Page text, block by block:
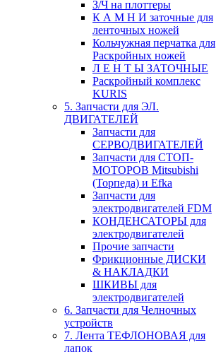
З/Ч на плоттеры
К А М Н И заточные для
ленточных ножей
Кольчужная перчатка для
Раскройных ножей
Л Е Н Т Ы ЗАТОЧНЫЕ
Раскройный комплекс
KURIS
5. Запчасти для ЭЛ.
ДВИГАТЕЛЕЙ
Запчасти для
СЕРВОДВИГАТЕЛЕЙ
Запчасти для СТОП-
МОТОРОВ Mitsubishi
(Торпеда) и Efka
Запчасти для
электродвигателей FDM
КОНДЕНСАТОРЫ для
электродвигателей
Прочие запчасти
Фрикционные ДИСКИ
& НАКЛАДКИ
ШКИВЫ для
электродвигателей
6. Запчасти для Челночных
устройств
7. Лента ТЕФЛОНОВАЯ для
лапок